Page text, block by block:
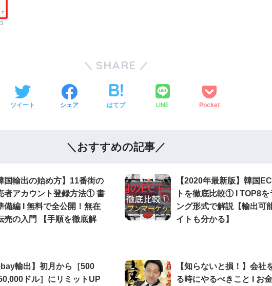
SHARE
ツイート シェア はてブ LINE Pocket
＼おすすめの記事／
国輸出の始め方】11番街の
者アカウント登録方法① 書
備編 Ι 無料で全公開！無在
売の入門 【手順を徹底解
【2020年最新版】韓国
トを徹底比較① Ι TOP8を
ング形式で解説【輸出可
イトも分かる】
輸出】初月から［500
ドル］にリミットUP
【知らないと損！】会社
る時にやるべきこと Ι お